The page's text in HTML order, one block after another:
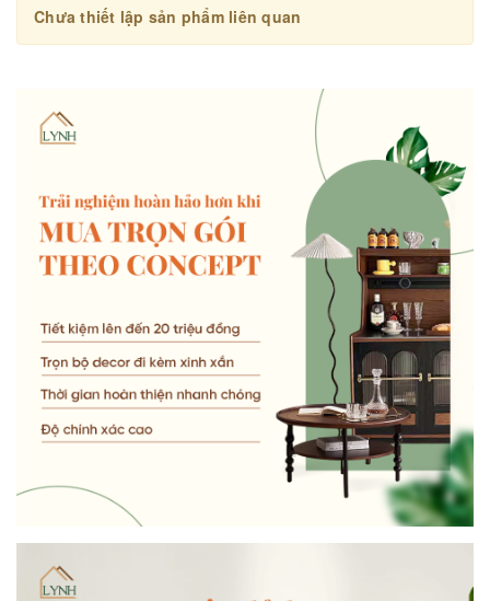
Chưa thiết lập sản phẩm liên quan